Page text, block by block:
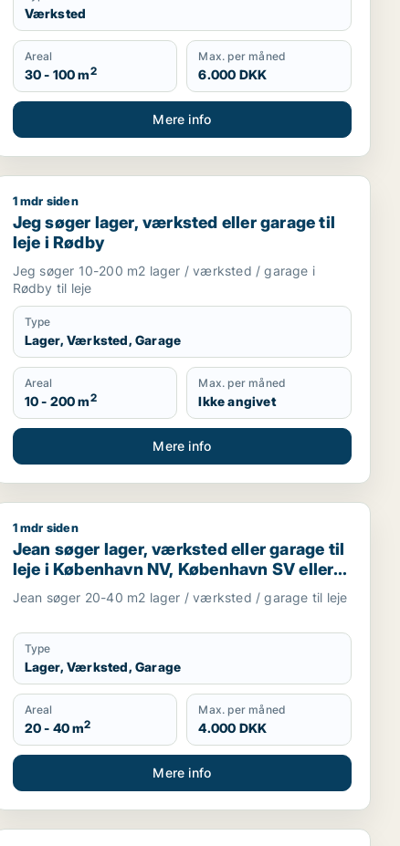
Værksted
Areal
30 - 100 m2
Max. per måned
6.000 DKK
Mere info
Jeg søger lager, værksted eller garage til leje i Rødby
1 mdr siden
Jeg søger lager, værksted eller garage til
leje i Rødby
Jeg søger 10-200 m2 lager / værksted / garage i
Rødby til leje
Type
Lager, Værksted, Garage
Areal
10 - 200 m2
Max. per måned
Ikke angivet
Mere info
Ishøj eller Greve m.fl.
Jean søger lager, værksted eller garage til leje i
1 mdr siden
Jean søger lager, værksted eller garage til
leje i København NV, København SV eller
Valby m.fl.
Jean søger 20-40 m2 lager / værksted / garage til leje
Type
Lager, Værksted, Garage
Areal
20 - 40 m2
Max. per måned
4.000 DKK
Mere info